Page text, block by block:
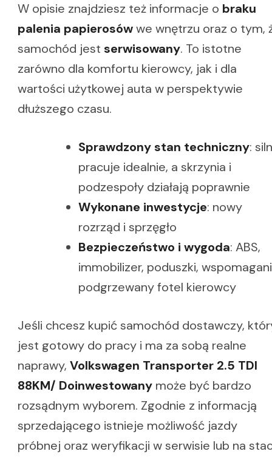
W opisie znajdziesz też informacje o braku
palenia papierosówwe wnętrzu oraz o tym,
samochód jest serwisowany. To istotne
zarówno dla komfortu kierowcy, jak i dla
wartości użytkowej auta w perspektywie
dłuższego czasu.
Sprawdzony stan techniczny:
pracuje idealnie, a skrzynia i
podzespoły działają poprawnie
Wykonane inwestycje: nowy
rozrząd i sprzęgło
Bezpieczeństwo i wygoda: ABS,
immobilizer, poduszki,
podgrzewany fotel kierowcy
Jeśli chcesz kupić samochód dostawczy,
jest gotowy do pracy i ma za sobą realne
naprawy, Volkswagen Transporter 2.5 TDI
88KM/ Doinwestowany może być bardzo
rozsądnym wyborem. Zgodnie z informacją
sprzedającego istnieje możliwość jazdy
próbnej oraz weryfikacji w serwisie lub na